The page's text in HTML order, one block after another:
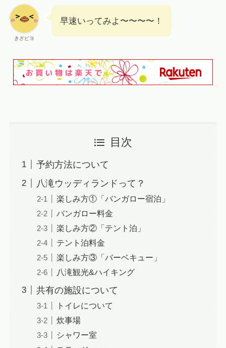
きざピヨ
早速いってみよ〜〜〜〜！
目次
予約方法について
八滝ウッディランドって？
楽しみ方①「バンガロー宿泊」
バンガロー料金
楽しみ方②「テント泊」
テント泊料金
楽しみ方③「バーベキュー」
八滝観光&ハイキング
共有の施設について
トイレについて
炊事場
シャワー室